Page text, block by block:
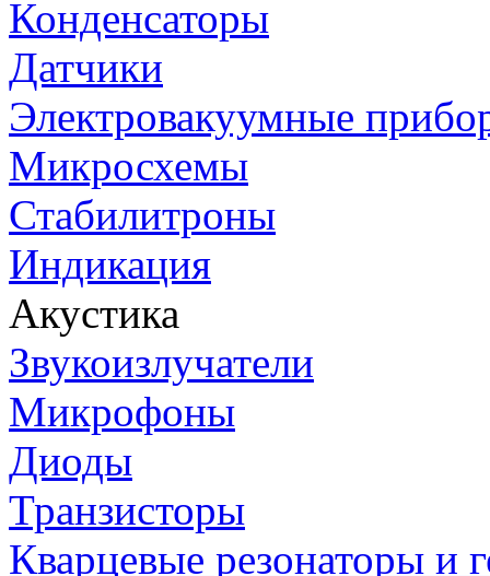
Конденсаторы
Датчики
Электровакуумные
Микросхемы
Стабилитроны
Индикация
Акустика
Звукоизлучатели
Микрофоны
Диоды
Транзисторы
Кварцевые резонаторы и